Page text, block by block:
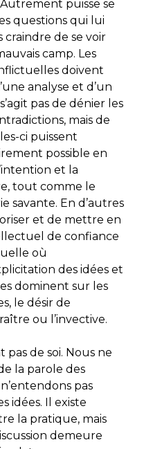
puisse se
questions qui lui
de se voir
camp. Les
doivent
analyse et d’un
pas de dénier les
mais de
ci puissent
possible en
et la
tout comme le
savante. En d’autres
et de mettre en
de confiance
où
des idées et
dominent sur les
le désir de
ou l’invective.
pas de soi. Nous ne
la parole des
pas
idées. Il existe
la pratique, mais
demeure